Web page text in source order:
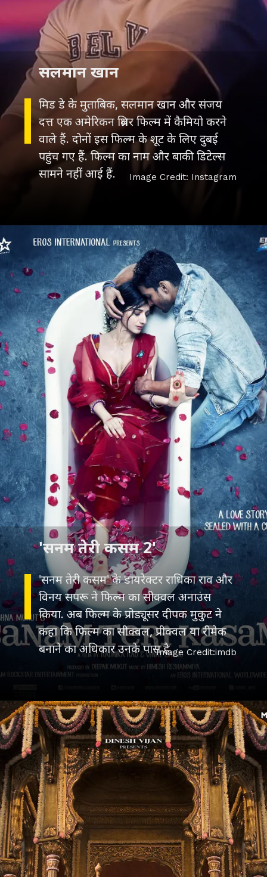
मिड डे के मुताबिक, सलमान खान और संजय
दत्त एक अमेरिकन थ्रिलर फिल्म में कैमियो करने
वाले हैं. दोनों इस फिल्म के शूट के लिए दुबई
पहुंच गए हैं. फिल्म का नाम और बाकी डिटेल्स
सामने नहीं आई हैं.
सलमान खान
Image Credit: Instagram
'सनम तेरी कसम' के डायरेक्टर राधिका राव और
विनय सपरू ने फिल्म का सीक्वल अनाउंस
किया. अब फिल्म के प्रोड्यूसर दीपक मुकुट ने
कहा कि फिल्म का सीक्वल, प्रीक्वल या रीमेक
बनाने का अधिकार उनके पास है
'सनम तेरी कसम 2'
Image Credit:imdb